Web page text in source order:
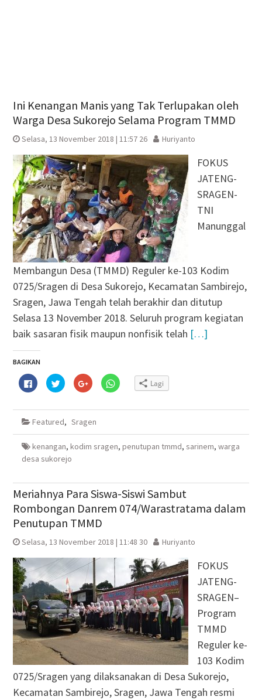
Ini Kenangan Manis yang Tak Terlupakan oleh
Warga Desa Sukorejo Selama Program TMMD
Selasa, 13 November 2018 | 11:57 26 Huriyanto
FOKUS
JATENG-
SRAGEN-
TNI
Manunggal
Membangun Desa (TMMD) Reguler ke-103 Kodim
0725/Sragen di Desa Sukorejo, Kecamatan Sambirejo,
Sragen, Jawa Tengah telah berakhir dan ditutup
Selasa 13 November 2018. Seluruh program kegiatan
baik sasaran fisik maupun nonfisik telah […]
BAGIKAN
Klik
untuk
membagikan
Facebook(Membuka
jendela
baru)
Klik
untuk
berbagi
Twitter(Membuka
jendela
baru)
Klik
untuk
berbagi
Google+
di
yang
baru)
Klik
untuk
WhatsApp(Membuka
baru)
Lagi
Featured, Sragen
kenangan, kodim sragen, penutupan tmmd, sarinem, warga
desa sukorejo
Meriahnya Para Siswa-Siswi Sambut
Rombongan Danrem 074/Warastratama dalam
Penutupan TMMD
Selasa, 13 November 2018 | 11:48 30 Huriyanto
FOKUS
JATENG-
SRAGEN–
Program
TMMD
Reguler ke-
103 Kodim
0725/Sragen yang dilaksanakan di Desa Sukorejo,
Kecamatan Sambirejo, Sragen, Jawa Tengah resmi